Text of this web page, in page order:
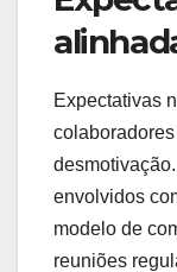
A medição de
escolha de
desempenho
claros e
clientes